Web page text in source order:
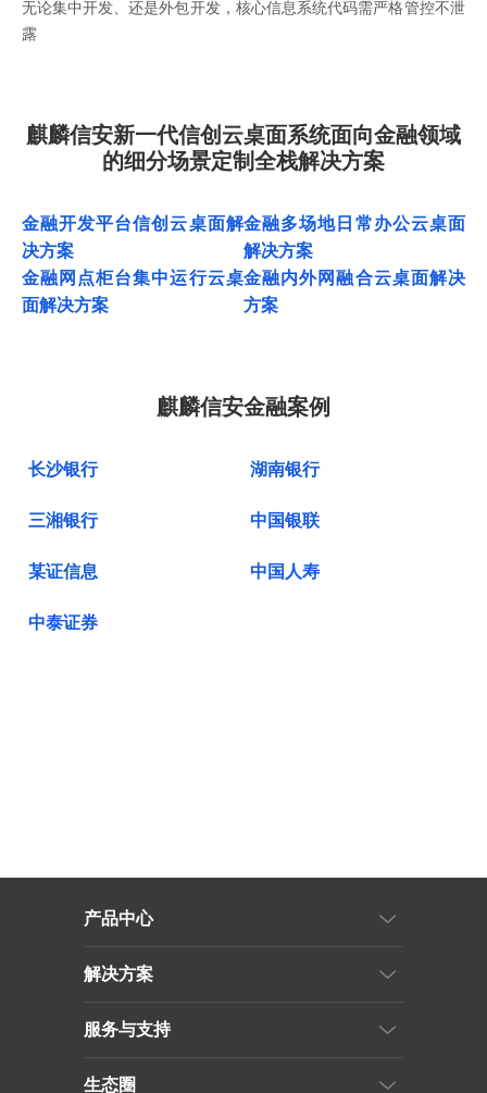
无论集中开发、还是外包开发，核心信息系统代码需严格管控不泄
露
麒麟信安新一代信创云桌面系统面向金融领域
的细分场景定制全栈解决方案
金融开发平台信创云桌面解
决方案
金融多场地日常办公云桌面
解决方案
金融网点柜台集中运行云桌
面解决方案
金融内外网融合云桌面解决
方案
麒麟信安金融案例
长沙银行 湖南银行
三湘银行 中国银联
某证信息 中国人寿
中泰证券
产品中心
解决方案
服务与支持
生态圈